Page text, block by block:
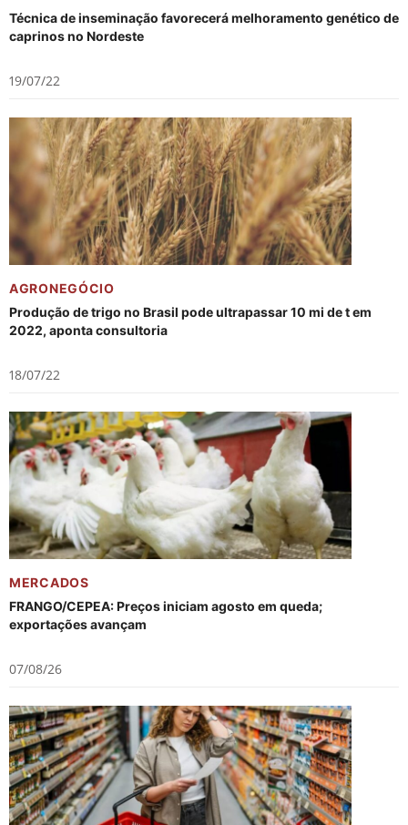
Técnica de inseminação favorecerá melhoramento genético de
caprinos no Nordeste
19/07/22
AGRONEGÓCIO
Produção de trigo no Brasil pode ultrapassar 10 mi de t em
2022, aponta consultoria
18/07/22
MERCADOS
FRANGO/CEPEA: Preços iniciam agosto em queda;
exportações avançam
07/08/26